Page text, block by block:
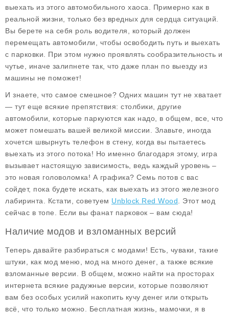
выехать из этого автомобильного хаоса. Примерно как в
реальной жизни, только без вредных для сердца ситуаций.
Вы берете на себя роль водителя, который должен
перемещать автомобили, чтобы освободить путь и выехать
с парковки. При этом нужно проявлять сообразительность и
чутье, иначе залипнете так, что даже план по выезду из
машины не поможет!
И знаете, что самое смешное? Одних машин тут не хватает
— тут еще всякие препятствия: столбики, другие
автомобили, которые паркуются как надо, в общем, все, что
может помешать вашей великой миссии. Злавьте, иногда
хочется швырнуть телефон в стену, когда вы пытаетесь
выехать из этого потока! Но именно благодаря этому, игра
вызывает настоящую зависимость, ведь каждый уровень –
это новая головоломка! А графика? Семь потов с вас
сойдет, пока будете искать, как выехать из этого железного
лабиринта. Кстати, советуем Unblock Red Wood . Этот мод
сейчас в топе. Если вы фанат парковок – вам сюда!
Наличие модов и взломанных версий
Теперь давайте разбираться с модами! Есть, чуваки, такие
штуки, как мод меню мод на много денег , а также всякие
взломанные версии. В общем, можно найти на просторах
интернета всякие радужные версии, которые позволяют
вам без особых усилий накопить кучу денег или открыть
всё, что только можно. Бесплатная жизнь, мамочки, я в